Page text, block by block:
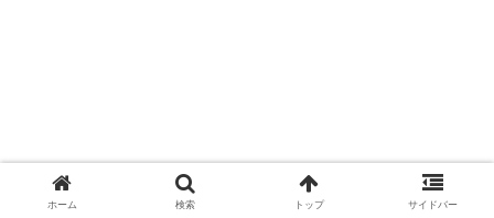
ホーム 検索 トップ サイドバー